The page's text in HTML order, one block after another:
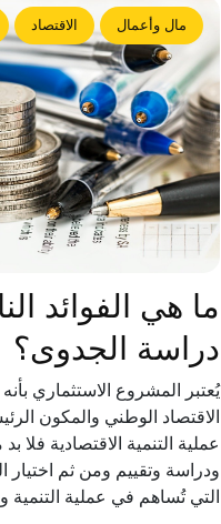
مال وأعمال الاقتصاد
ما هي الفوائد
دراسة الجدوى؟
يُعتبر المشروع الاستثماري
الاقتصاد الوطني والمكون
عملية التنمية الاقتصادية فلا
ودراسة وتقييم ومن ثم اختيار
التي تُساهم في عملية التنمية